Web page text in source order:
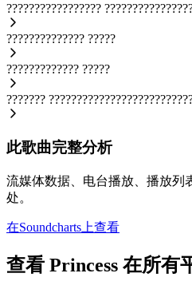
?????????????????
?????????????? ?????
????????????? ?????
???????
此歌曲完整分析
流媒体数据、电台播放、播放列
处。
在Soundcharts上查看
查看 Princess 在所有